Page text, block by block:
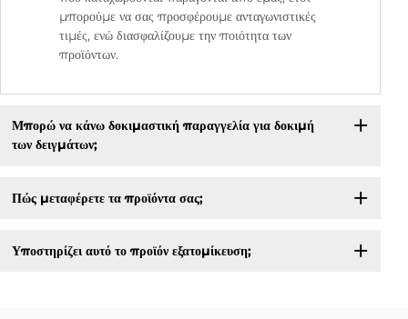
μπορούμε να σας προσφέρουμε ανταγωνιστικές
τιμές, ενώ διασφαλίζουμε την ποιότητα των
προϊόντων.
Μπορώ να κάνω δοκιμαστική παραγγελία για δοκιμή
των δειγμάτων;
Πώς μεταφέρετε τα προϊόντα σας;
Υποστηρίζει αυτό το προϊόν εξατομίκευση;